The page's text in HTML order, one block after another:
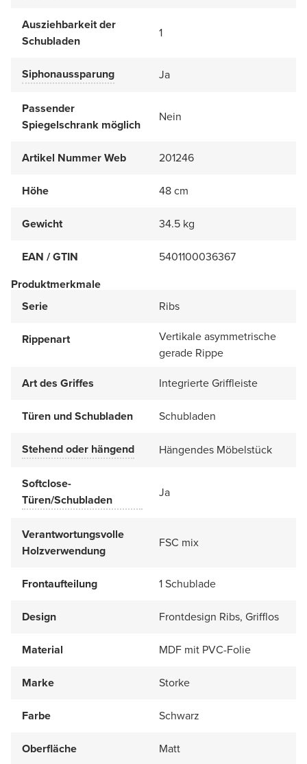
Ausziehbarkeit der
Schubladen
1
Siphonaussparung Ja
Passender
Spiegelschrank möglich
Nein
Artikel Nummer Web 201246
Höhe 48 cm
Gewicht 34.5 kg
EAN / GTIN
5401100036367
Produktmerkmale
Serie
Ribs
Rippenart
Vertikale asymmetrische
gerade Rippe
Art des Griffes
Integrierte Griffleiste
Türen und Schubladen Schubladen
Stehend oder hängend Hängendes Möbelstück
Softclose-
Türen/Schubladen
Ja
Verantwortungsvolle
Holzverwendung
FSC mix
Frontaufteilung 1 Schublade
Design Frontdesign Ribs, Grifflos
Material MDF mit PVC-Folie
Marke Storke
Farbe Schwarz
Oberfläche Matt